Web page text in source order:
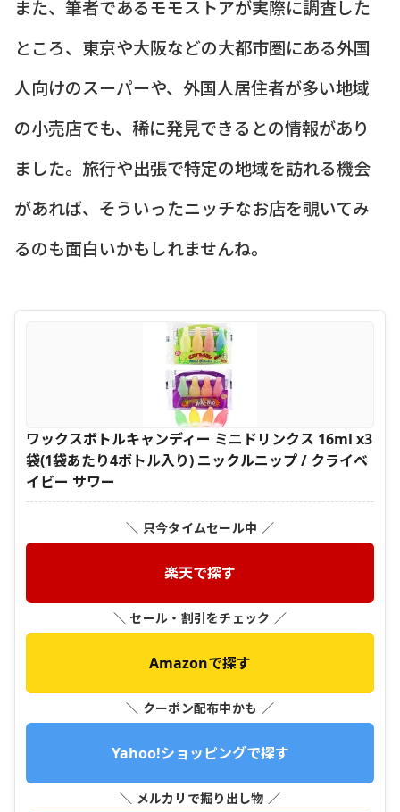
また、筆者であるモモストアが実際に調査した
ところ、東京や大阪などの大都市圏にある外国
人向けのスーパーや、外国人居住者が多い地域
の小売店でも、稀に発見できるとの情報があり
ました。旅行や出張で特定の地域を訪れる機会
があれば、そういったニッチなお店を覗いてみ
るのも面白いかもしれませんね。
ワックスボトルキャンディー ミニドリンクス 16ml x3
袋(1袋あたり4ボトル入り) ニックルニップ / クライベ
イビー サワー
＼ 只今タイムセール中 ／
楽天で探す
＼ セール・割引をチェック ／
Amazonで探す
＼ クーポン配布中かも ／
Yahoo!ショッピングで探す
＼ メルカリで掘り出し物 ／